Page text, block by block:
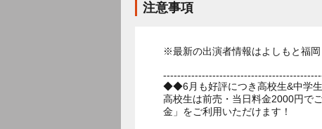
注意事項
※最新の出演者情報はよしもと福岡
◆◆6月も好評につき高校生&中学
高校生は前売・当日料金2000円で
金」をご利用いただけます！